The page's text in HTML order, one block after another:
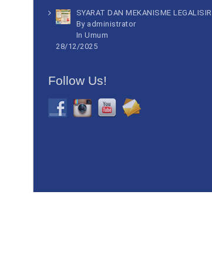
SYARAT DAN MEKANISME LEGALISIR
By administrator
InUmum
28/12/2025
Follow Us!